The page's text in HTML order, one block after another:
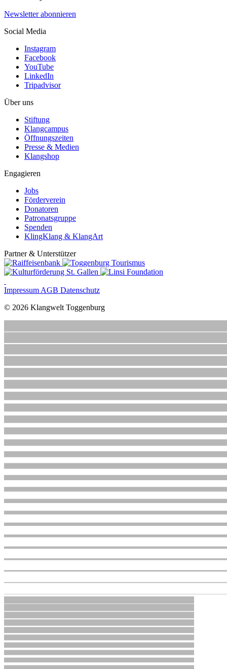
Newsletter abonnieren
Social Media
Instagram
Facebook
YouTube
LinkedIn
Tripadvisor
Über uns
Stiftung
Klangcampus
Öffnungszeiten
Presse & Medien
Klangshop
Engagieren
Jobs
Förderverein
Donatoren
Patronatsgruppe
Spenden
KlingKlang & KlangArt
Partner & Unterstützer
Impressum AGB Datenschutz
© 2026 Klangwelt Toggenburg